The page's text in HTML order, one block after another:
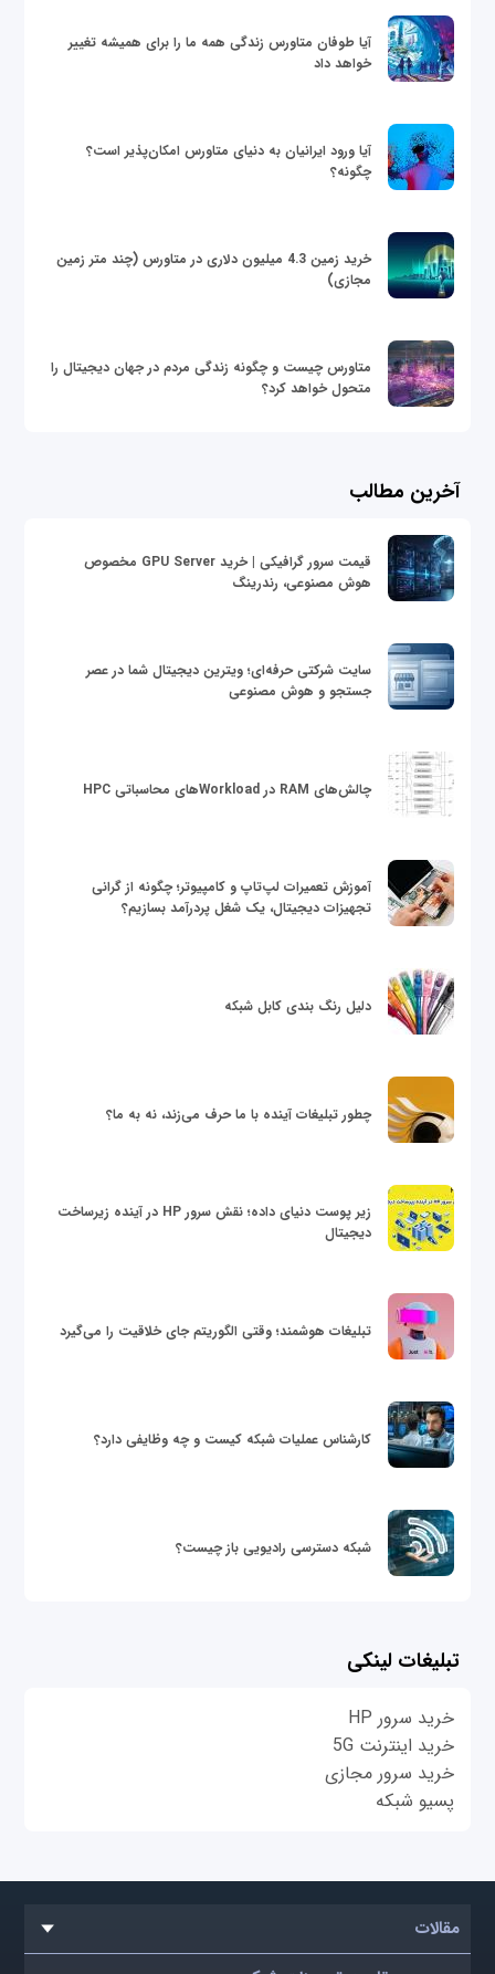
آیا طوفان متاورس زندگی همه ما را برای همیشه تغییر
خواهد داد
آیا ورود ایرانیان به دنیای متاورس امکان‌پذیر است؟
چگونه؟
خرید زمین 4.3 میلیون دلاری در متاورس (چند متر زمین
مجازی)
متاورس چیست و چگونه زندگی مردم در جهان دیجیتال را
متحول خواهد کرد؟
آخرین مطالب
قیمت سرور گرافیکی | خرید GPU Server مخصوص
هوش مصنوعی، رندرینگ
سایت شرکتی حرفه‌ای؛ ویترین دیجیتال شما در عصر
جستجو و هوش مصنوعی
چالش‌های RAM در Workloadهای محاسباتی HPC
آموزش تعمیرات لپ‌تاپ و کامپیوتر؛ چگونه از گرانی
تجهیزات دیجیتال، یک شغل پردرآمد بسازیم؟
دلیل رنگ بندی کابل شبکه
چطور تبلیغات آینده با ما حرف می‌زند، نه به ما؟
زیر پوست دنیای داده؛ نقش سرور HP در آینده زیرساخت
دیجیتال
تبلیغات هوشمند؛ وقتی الگوریتم جای خلاقیت را می‌گیرد
کارشناس عملیات شبکه کیست و چه وظایفی دارد؟
شبکه دسترسی رادیویی باز چیست؟
تبلیغات لینکی
خرید سرور HP
خرید اینترنت 5G
خرید سرور مجازی
پسیو شبکه
مقالات